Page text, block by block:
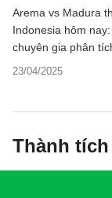
23/04/2025
Arema vs Madura
Indonesia hôm
chuyên gia phân
thông tin dự đoán
Thành